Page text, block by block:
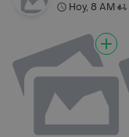
Hoy, 8 AM•